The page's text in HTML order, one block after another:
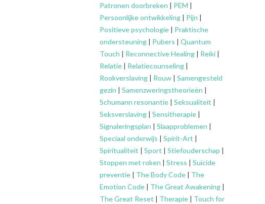
Patronen doorbreken | PEM |
Persoonlijke ontwikkeling | Pijn |
Positieve psychologie | Praktische
ondersteuning | Pubers | Quantum
Touch | Reconnective Healing | Reiki |
Relatie | Relatiecounseling |
Rookverslaving | Rouw | Samengesteld
gezin | Samenzweringstheorieën |
Schumann resonantie | Seksualiteit |
Seksverslaving | Sensitherapie |
Signaleringsplan | Slaapproblemen |
Speciaal onderwijs | Spirit-Art |
Spiritualiteit | Sport | Stiefouderschap |
Stoppen met roken | Stress | Suïcide
preventie | The Body Code | The
Emotion Code | The Great Awakening |
The Great Reset | Therapie | Touch for